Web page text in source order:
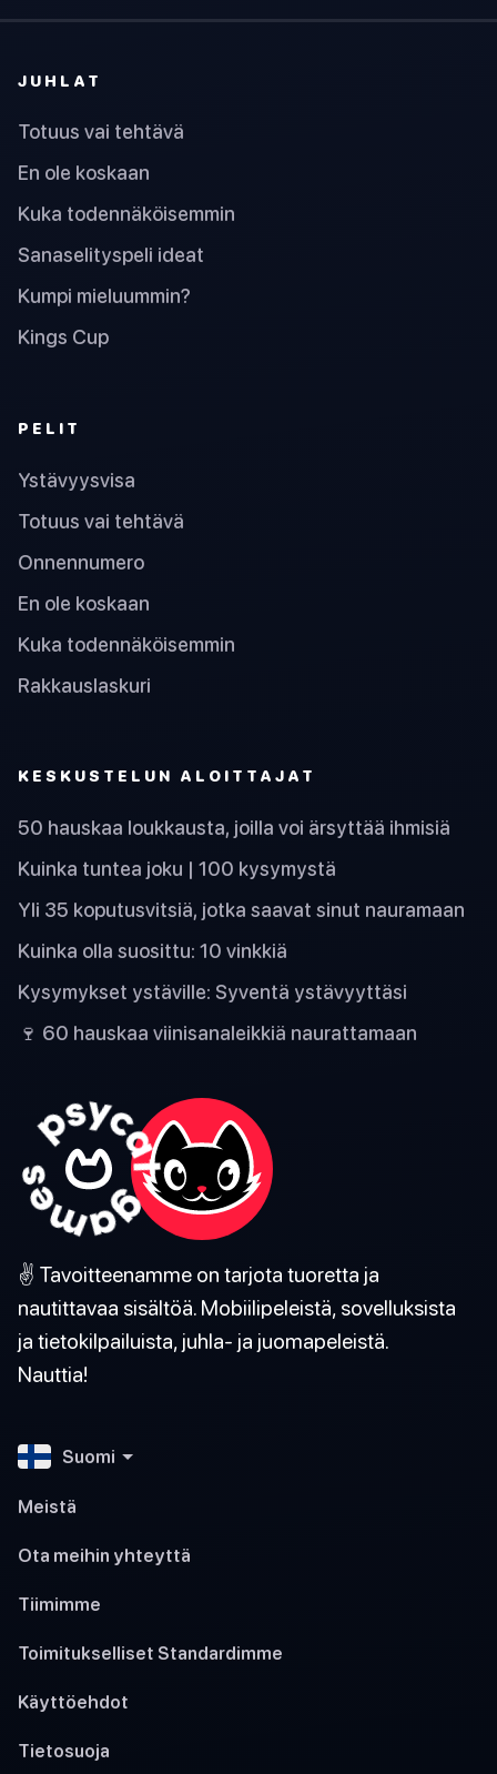
JUHLAT
Totuus vai tehtävä
En ole koskaan
Kuka todennäköisemmin
Sanaselityspeli ideat
Kumpi mieluummin?
Kings Cup
PELIT
Ystävyysvisa
Totuus vai tehtävä
Onnennumero
En ole koskaan
Kuka todennäköisemmin
Rakkauslaskuri
KESKUSTELUN ALOITTAJAT
50 hauskaa loukkausta, joilla voi ärsyttää ihmisiä
Kuinka tuntea joku | 100 kysymystä
Yli 35 koputusvitsiä, jotka saavat sinut nauramaan
Kuinka olla suosittu: 10 vinkkiä
Kysymykset ystäville: Syventä ystävyyttäsi
🍷 60 hauskaa viinisanaleikkiä naurattamaan
✌️ Tavoitteenamme on tarjota tuoretta ja
nautittavaa sisältöä. Mobiilipeleistä, sovelluksista
ja tietokilpailuista, juhla- ja juomapeleistä.
Nauttia!
Suomi
Meistä
Ota meihin yhteyttä
Tiimimme
Toimitukselliset Standardimme
Käyttöehdot
Tietosuoja